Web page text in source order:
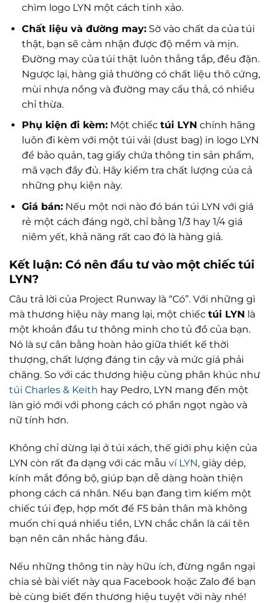
chìm logo LYN một cách tinh xảo.
Chất liệu và đường may:Sờ vào chất da của túi
thật, bạn sẽ cảm nhận được độ mềm và mịn.
Đường may của túi thật luôn thẳng tắp, đều đặn.
Ngược lại, hàng giả thường có chất liệu thô cứng,
mùi nhựa nồng và đường may cẩu thả, có nhiều
chỉ thừa.
Phụ kiện đi kèm:Một chiếc túi LYN chính hãng
luôn đi kèm với một túi vải (dust bag) in logo LYN
để bảo quản, tag giấy chứa thông tin sản phẩm,
mã vạch đầy đủ. Hãy kiểm tra chất lượng của cả
những phụ kiện này.
Giá bán:Nếu một nơi nào đó bán túi LYN với giá
rẻ một cách đáng ngờ, chỉ bằng 1/3 hay 1/4 giá
niêm yết, khả năng rất cao đó là hàng giả.
Kết luận: Có nên đầu tư vào một chiếc túi
LYN?
Câu trả lời của Project Runway là “Có”. Với những gì
mà thương hiệu này mang lại, một chiếc túi LYN là
một khoản đầu tư thông minh cho tủ đồ của bạn.
Nó là sự cân bằng hoàn hảo giữa thiết kế thời
thượng, chất lượng đáng tin cậy và mức giá phải
chăng. So với các thương hiệu cùng phân khúc như
túi Charles & Keith hay Pedro, LYN mang đến một
làn gió mới với phong cách có phần ngọt ngào và
nữ tính hơn.
Không chỉ dừng lại ở túi xách, thế giới phụ kiện của
LYN còn rất đa dạng với các mẫu ví LYN, giày dép,
kính mắt đồng bộ, giúp bạn dễ dàng hoàn thiện
phong cách cá nhân. Nếu bạn đang tìm kiếm một
chiếc túi đẹp, hợp mốt để F5 bản thân mà không
muốn chi quá nhiều tiền, LYN chắc chắn là cái tên
bạn nên cân nhắc hàng đầu.
Nếu những thông tin này hữu ích, đừng ngần ngại
chia sẻ bài viết này qua Facebook hoặc Zalo để bạn
bè cùng biết đến thương hiệu tuyệt vời này nhé!